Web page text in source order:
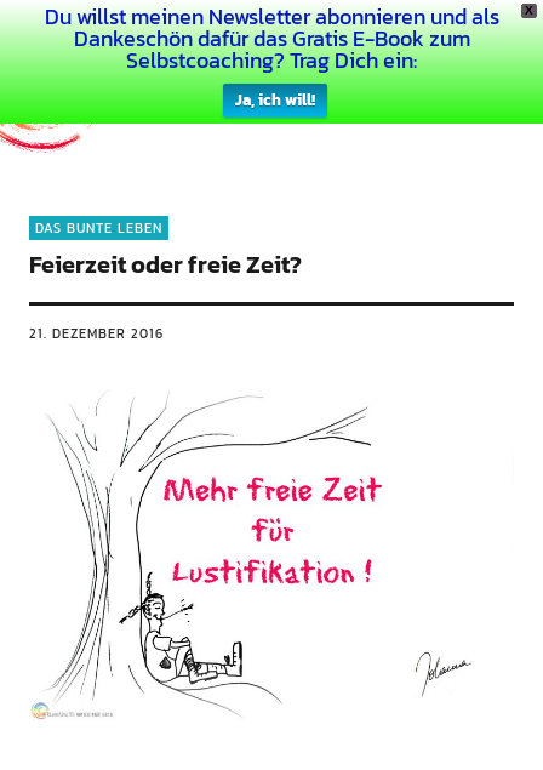
X
Du willst meinen Newsletter abonnieren und als
Dankeschön dafür das Gratis E-Book zum
Selbstcoaching? Trag Dich ein:
Ja, ich will!
Dein Buntes Leben
DAS BUNTE LEBEN
Feierzeit oder freie Zeit?
21. DEZEMBER 2016